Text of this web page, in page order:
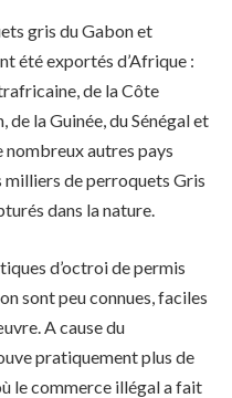
gris du Gabon et
été exportés d’Afrique :
de la Côte
de la Guinée, du Sénégal et
nombreux autres pays
de perroquets Gris
dans la nature.
d’octroi de permis
sont peu connues, faciles
A cause du
pratiquement plus de
le commerce illégal a fait